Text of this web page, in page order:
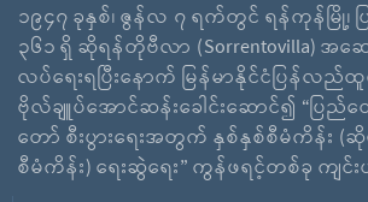
၁၉၄၇ ခုနှစ်၊ ဇွန်လ ၇ ရက်တွင် ရန်ကုန်မြို့၊
၃၆၁ ရှိ ဆိုရန်တိုဗီလာ (Sorrentovilla) အ
လပ်ရေးရပြီးနောက် မြန်မာနိုင်ငံပြန်လ
ဗိုလ်ချူပ်အောင်ဆန်းခေါင်းဆောင်၍ “ပြည်ထ
တော် စီးပွားရေးအတွက် နှစ်နှစ်စီမံကိန်း
စီမံကိန်း) ရေးဆွဲရေး” ကွန်ဖရင့်တစ်ခု ကျင်